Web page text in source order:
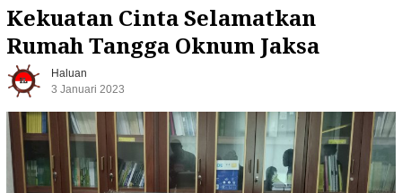
Kekuatan Cinta Selamatkan
Rumah Tangga Oknum Jaksa
Haluan
3 Januari 2023